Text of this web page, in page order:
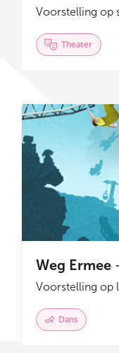
Voorstelling op
Theater
Weg Ermee
Voorstelling op
Dans